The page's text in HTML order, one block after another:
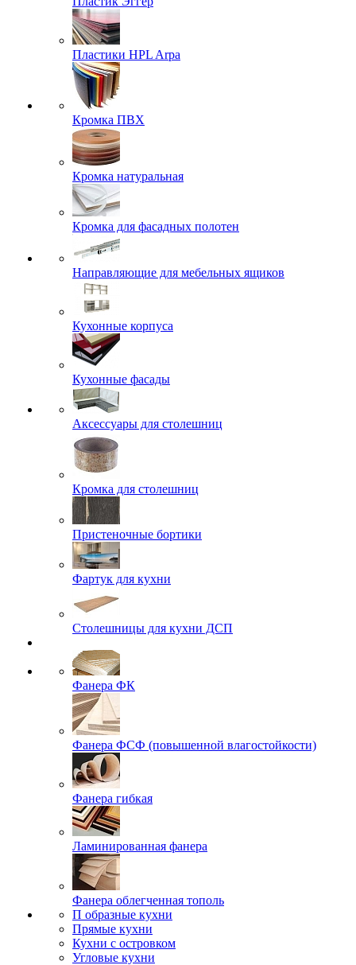
Пластики HPL Arpa
Кромка ПВХ
Кромка натуральная
Кромка для фасадных полотен
Направляющие для мебельных ящиков
Кухонные корпуса
Кухонные фасады
Аксессуары для столешниц
Кромка для столешниц
Пристеночные бортики
Фартук для кухни
Столешницы для кухни ДСП
Фанера ФК
Фанера ФСФ (повышенной влагостойкости)
Фанера гибкая
Ламинированная фанера
Фанера облегченная тополь
П образные кухни
Прямые кухни
Кухни с островком
Угловые кухни